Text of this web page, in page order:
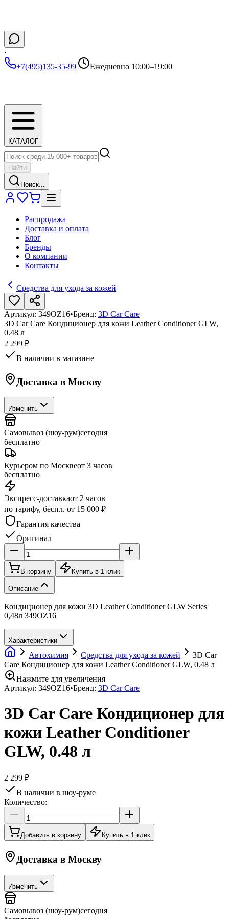
·
+7(495)135-35-99| Ежедневно 10:00–19:00
КАТАЛОГ
Найти
Поиск...
Распродажа
Доставка и оплата
Блог
Бренды
О компании
Контакты
Средства для ухода за кожей
Артикул: 349OZ16•Бренд: 3D Car Care
3D Car Care Кондиционер для кожи Leather Conditioner GLW,
0.48 л
2 299 ₽
В наличии в магазине
Доставка в Москву
Изменить
Самовывоз (шоу-рум)сегодня
бесплатно
Курьером по Москвеот 3 часов
бесплатно
Экспресс-доставкаот 2 часов
по тарифу, беспл. от 15 000 ₽
Гарантия качества
Оригинал
В корзину Купить в 1 клик
Описание
Кондиционер для кожи 3D Leather Conditioner GLW Series
0,48л 349OZ16
Характеристики
Автохимия Средства для ухода за кожей
3D Car
Care Кондиционер для кожи Leather Conditioner GLW, 0.48 л
Нажмите для увеличения
Артикул: 349OZ16•Бренд: 3D Car Care
3D Car Care Кондиционер для
кожи Leather Conditioner
GLW, 0.48 л
2 299 ₽
В наличии в шоу-руме
Количество:
Добавить в корзину Купить в 1 клик
Доставка в Москву
Изменить
Самовывоз (шоу-рум)сегодня